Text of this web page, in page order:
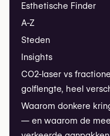
Esthetische Finder
A-Z
Steden
Insights
CO2-laser vs
golflengte, heel
Waarom donkere
— en waarom de